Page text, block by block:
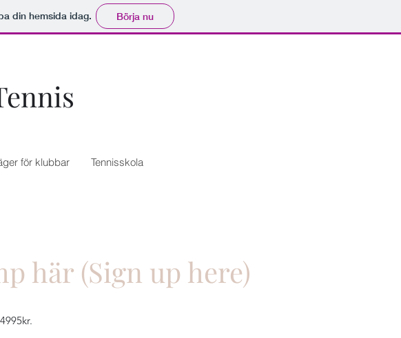
din hemsida idag. Börja nu
för klubbar Tennisskola
här (Sign up here)